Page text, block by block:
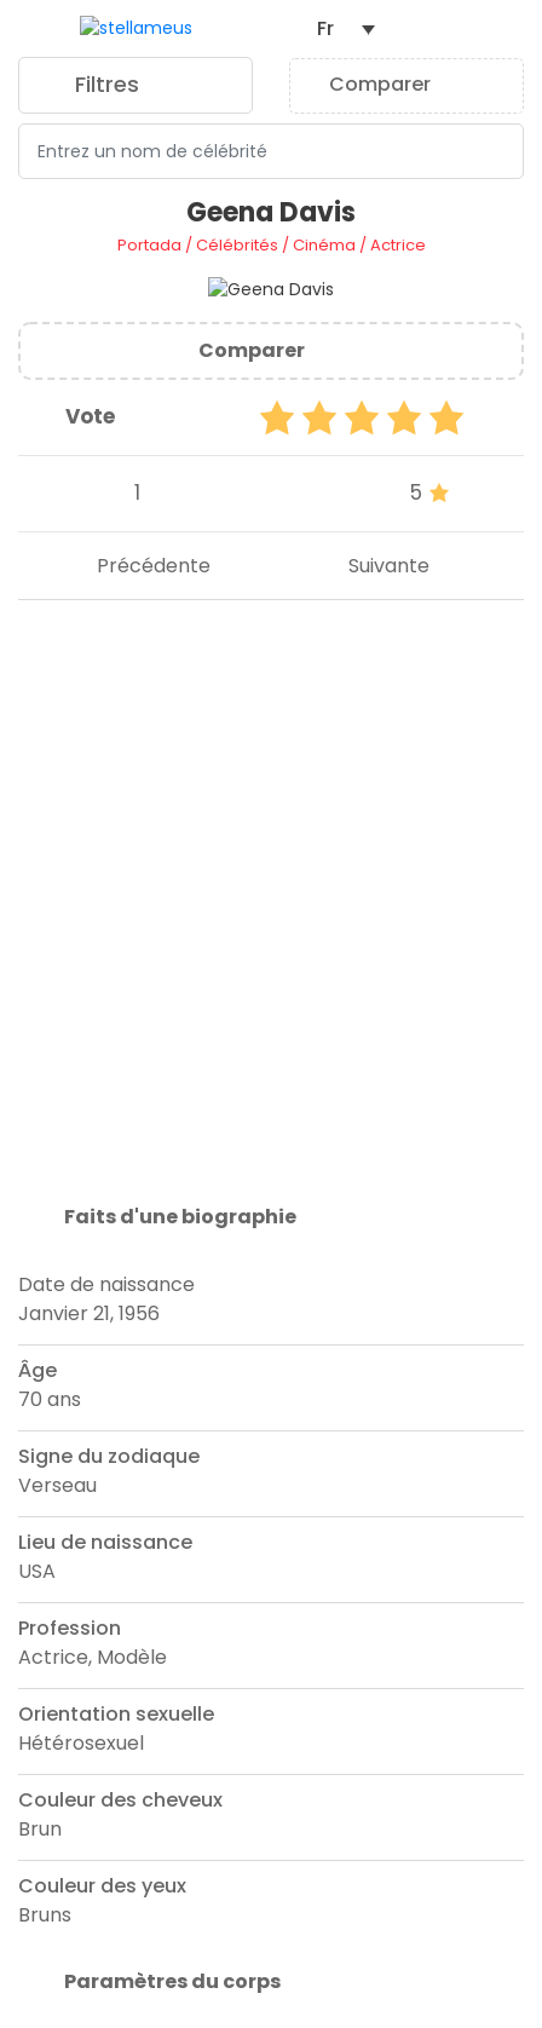
Filtres Comparer
Fr
Geena Davis
Portada /Célébrités /Cinéma /Actrice
Comparer
Vote
1 5
Suivante
Précédente
Faits d'une biographie
Date de naissance
Janvier 21, 1956
Âge
70 ans
Signe du zodiaque
Verseau
Lieu de naissance
USA
Profession
Actrice, Modèle
Orientation sexuelle
Hétérosexuel
Couleur des cheveux
Brun
Couleur des yeux
Bruns
Paramètres du corps